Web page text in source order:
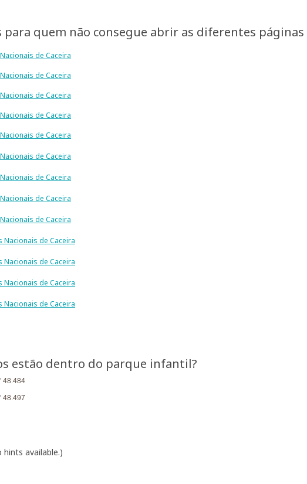
para quem não consegue abrir as diferentes páginas
de Caceira
de Caceira
de Caceira
de Caceira
de Caceira
de Caceira
de Caceira
de Caceira
de Caceira
Nacionais de Caceira
Nacionais de Caceira
Nacionais de Caceira
Nacionais de Caceira
estão dentro do parque infantil?
48.484
48.497
hints available.)